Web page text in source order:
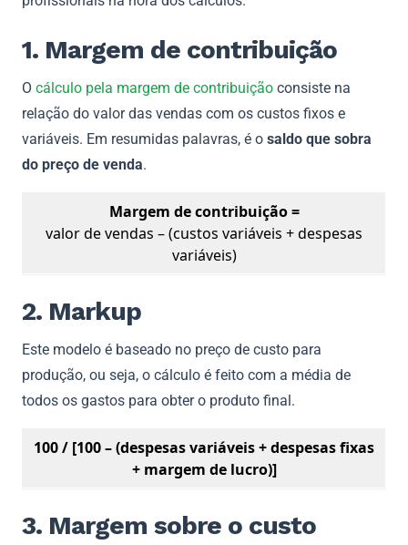
1. Margem de contribuição
O cálculo pela margem de contribuição consiste na
relação do valor das vendas com os custos fixos e
variáveis. Em resumidas palavras, é o saldo que sobra
do preço de venda.
Margem de contribuição =
valor de vendas – (custos variáveis + despesas
variáveis)
2. Markup
Este modelo é baseado no preço de custo para
produção, ou seja, o cálculo é feito com a média de
todos os gastos para obter o produto final.
100 / [100 – (despesas variáveis + despesas fixas
+ margem de lucro)]
3. Margem sobre o custo